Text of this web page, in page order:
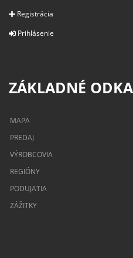
Registrácia
Prihlásenie
ZÁKLADNÉ
MAPA
PREDAJ
VÝROBCOVIA
REGIÓNY
PODUJATIA
ZÁŽITKY